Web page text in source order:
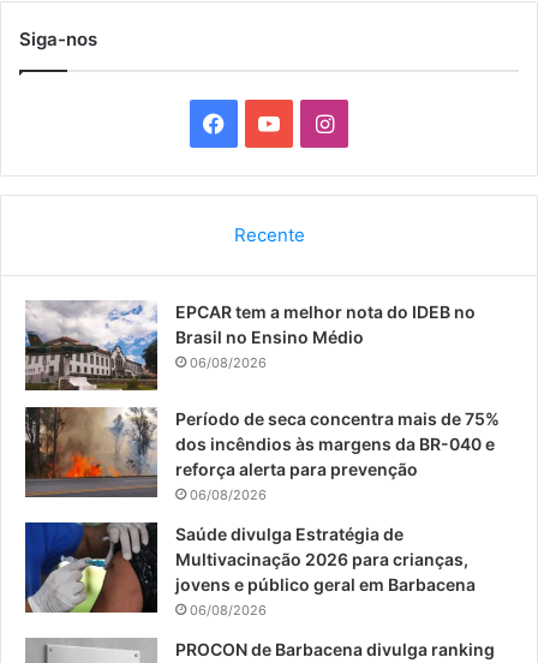
Siga-nos
a
b
o
o
k
o
u
e
I
n
a
r
a
Recente
EPCAR tem a melhor nota do IDEB no
Brasil no Ensino Médio
06/08/2026
Período de seca concentra mais de 75%
dos incêndios às margens da BR-040 e
reforça alerta para prevenção
06/08/2026
Saúde divulga Estratégia de
Multivacinação 2026 para crianças,
jovens e público geral em Barbacena
06/08/2026
PROCON de Barbacena divulga ranking